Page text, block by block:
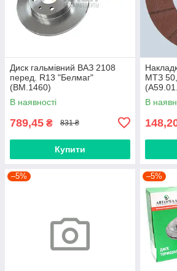
Диск гальмівний ВАЗ 2108
перед. R13 "Белмаг"
(BM.1460)
В наявності
789,45 ₴ 831 ₴
Купити
МТЗ
В
–5% –5%